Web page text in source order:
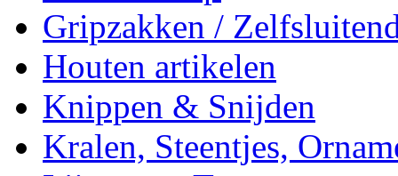
Gripzakken /
Houten artikelen
Knippen & Snijden
Kralen, Steentjes,